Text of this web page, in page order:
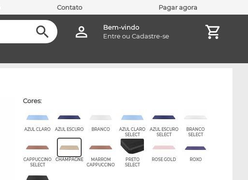
Contato Pagar agora
Bem-vindo
Entreou Cadastre-se
cores:
AZUL CLARO AZUL ESCURO BRANCO
AZUL CLARO
SELECT
AZUL ESCURO
SELECT
BRANCO
SELECT
CAPPUCCINO
SELECT
CHAMPAGNE
MARROM
CAPPUCCINO
PRETO
SELECT
ROSE GOLD ROXO